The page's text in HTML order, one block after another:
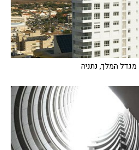
מגדל המלך, נתניה